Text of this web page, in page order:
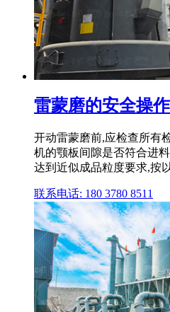
雷蒙磨的安全操
开动雷蒙磨前,应检查所有
机的颚板间隙是否符合进
达到近似成品粒度要求,按
联系电话: 180 3780 8511